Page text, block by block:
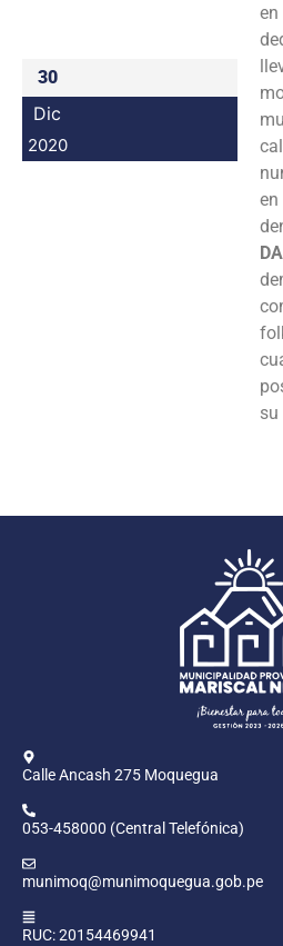
30
Dic
2020
su
Calle Ancash 275 Moquegua
053-458000 (Central Telefónica)
munimoq@munimoquegua.gob.pe
RUC: 20154469941